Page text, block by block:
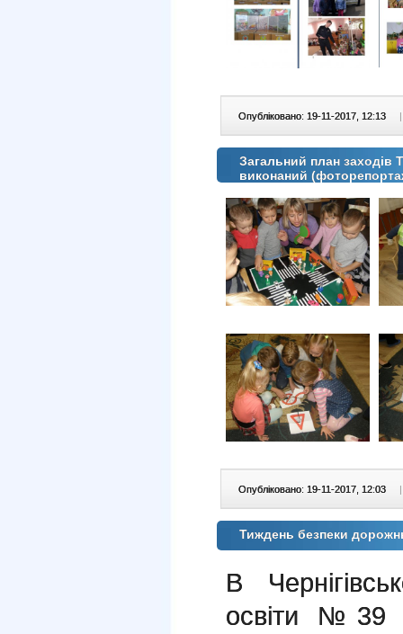
Опубліковано: 19-11-2017, 12:13 |
Загальний план
виконаний
Опубліковано: 19-11-2017, 12:03
Тиждень безпеки
В
освіти №39